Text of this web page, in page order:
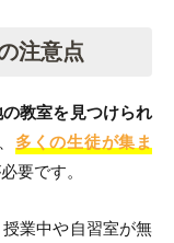
注意点
教室を見つけられ
多くの生徒が集ま
要です。
業中や自習室が無